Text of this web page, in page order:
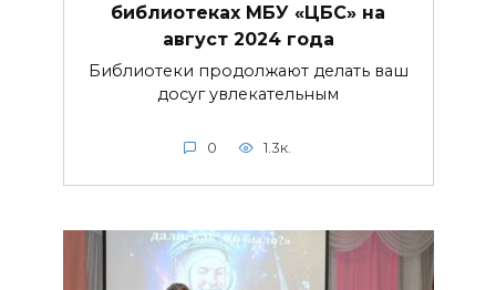
библиотеках МБУ «ЦБС» на
август 2024 года
Библиотеки продолжают делать ваш
досуг увлекательным
0 1.3к.